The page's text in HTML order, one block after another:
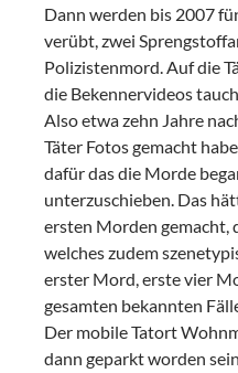
Dann werden bis 2007
verübt, zwei
Polizistenmord. Auf die
die Bekennervideos
Also etwa zehn Jahre
Täter Fotos gemacht
dafür das die Morde
unterzuschieben. Das
ersten Morden gemacht,
welches zudem
erster Mord, erste vier
gesamten bekannten
Der mobile Tatort
dann geparkt worden